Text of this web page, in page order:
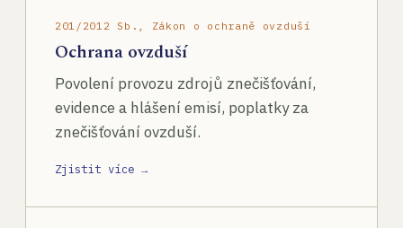
201/2012 Sb., Zákon o ochraně ovzduší
Ochrana ovzduší
Povolení provozu zdrojů znečišťování,
evidence a hlášení emisí, poplatky za
znečišťování ovzduší.
Zjistit více →